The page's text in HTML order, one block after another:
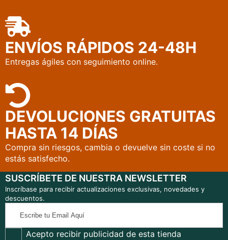
ENVÍOS RÁPIDOS 24-48H
Entregas ágiles con seguimiento online.
DEVOLUCIONES GRATUITAS
HASTA 14 DÍAS
Compra sin riesgos, cambia o devuelve sin coste si no
estás satisfecho.
SUSCRÍBETE DE NUESTRA NEWSLETTER
Inscríbase para recibir actualizaciones exclusivas, novedades y
descuentos.
EmailAcepto recibir publicidad de esta tienda